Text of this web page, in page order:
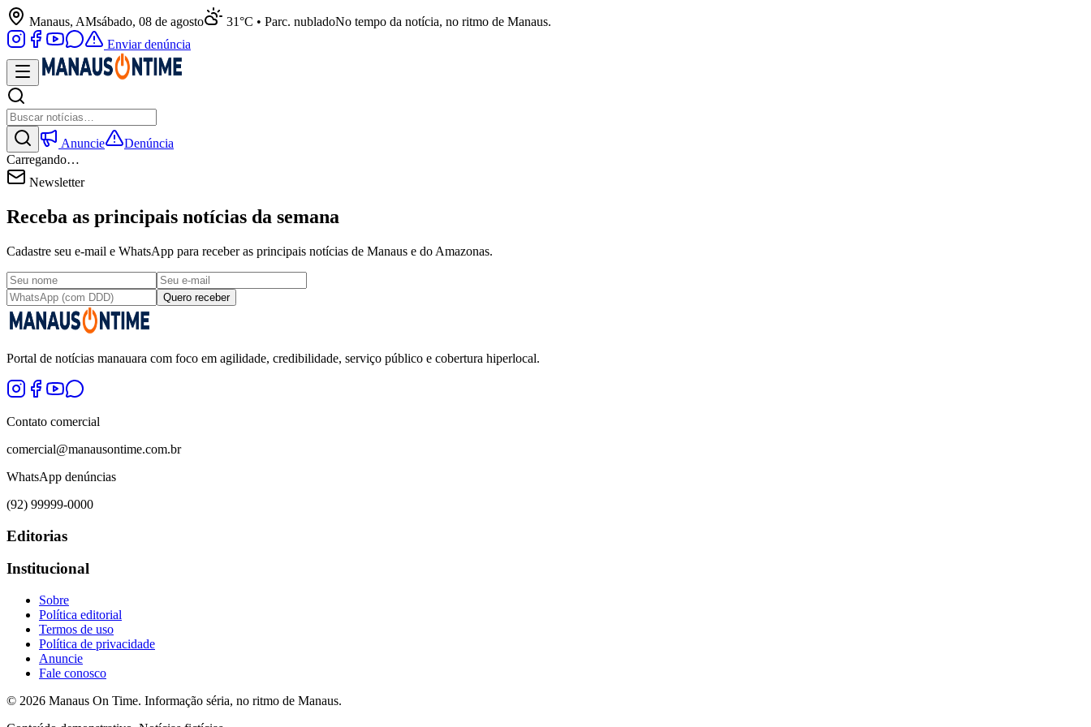
Manaus, AMsábado, 08 de agosto 31°C • Parc. nubladoNo tempo da notícia, no ritmo de Manaus.
Enviar denúncia
Anuncie
Denúncia
Carregando…
Newsletter
Receba as principais notícias da semana
Cadastre seu e-mail e WhatsApp para receber as principais notícias de Manaus e do Amazonas.
Quero receber
Portal de notícias manauara com foco em agilidade, credibilidade, serviço público e cobertura hiperlocal.
Contato comercial
comercial@manausontime.com.br
WhatsApp denúncias
(92) 99999-0000
Editorias
Institucional
Sobre
Política editorial
Termos de uso
Política de privacidade
Anuncie
Fale conosco
© 2026 Manaus On Time. Informação séria, no ritmo de Manaus.